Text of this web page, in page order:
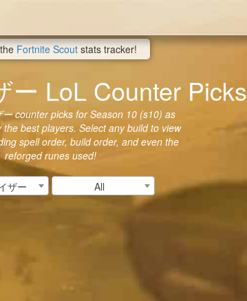
Fortnite Scout stats tracker!
ー LoL Counter Picks
ー counter picks for Season 10 (s10) as
best players. Select any build to view
spell order, build order, and even the
reforged runes used!
ザー All